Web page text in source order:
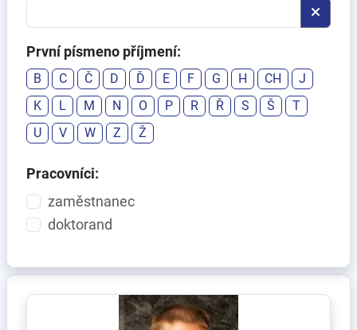
První písmeno příjmení:
B C Č D Ď E F G H CH
J
K
L M N O P R Ř S Š
T
U
V W Z Ž
Pracovníci:
zaměstnanec
doktorand